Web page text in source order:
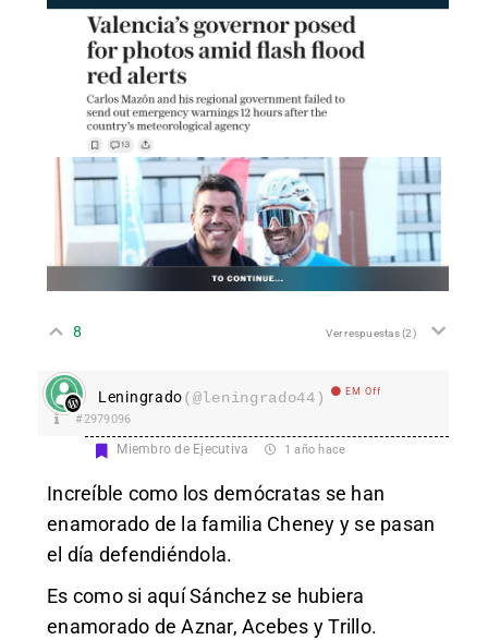
8 Ver respuestas(2)
Leningrado(@leningrado44) EM Off
#2979096
Miembro de Ejecutiva 1 año hace
Increíble como los demócratas se han
enamorado de la familia Cheney y se pasan
el día defendiéndola.
Es como si aquí Sánchez se hubiera
enamorado de Aznar, Acebes y Trillo.